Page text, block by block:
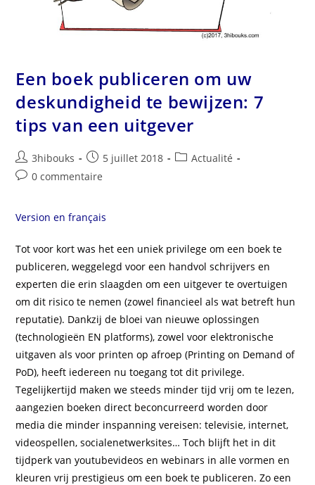
Een boek publiceren om uw
deskundigheid te bewijzen: 7
tips van een uitgever
3hibouks 5 juillet 2018
Actualité
0 commentaire
Version en français
Tot voor kort was het een uniek privilege om een boek te
publiceren, weggelegd voor een handvol schrijvers en
experten die erin slaagden om een uitgever te overtuigen
om dit risico te nemen (zowel financieel als wat betreft hun
reputatie). Dankzij de bloei van nieuwe oplossingen
(technologieën EN platforms), zowel voor elektronische
uitgaven als voor printen op afroep (Printing on Demand of
PoD), heeft iedereen nu toegang tot dit privilege.
Tegelijkertijd maken we steeds minder tijd vrij om te lezen,
aangezien boeken direct beconcurreerd worden door
media die minder inspanning vereisen: televisie, internet,
videospellen, socialenetwerksites… Toch blijft het in dit
tijdperk van youtubevideos en webinars in alle vormen en
kleuren vrij prestigieus om een boek te publiceren. Zo een